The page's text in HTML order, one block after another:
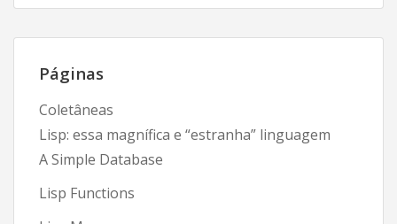
Páginas
Coletâneas
Lisp: essa magnífica e “estranha” linguagem
A Simple Database
Lisp Functions